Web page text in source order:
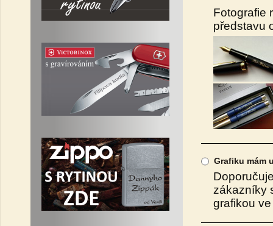
Fotografie
představu
Grafiku mám
zákazníky
grafikou